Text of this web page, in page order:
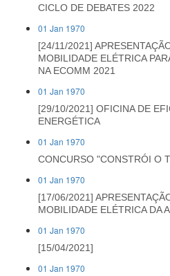
CICLO DE DEBATES 2022
01 Jan 1970
[24/11/2021]
MOBILIDADE ELÉTRICA
NA ECOMM 2021
01 Jan 1970
[29/10/2021] OFICINA DE
ENERGÉTICA
01 Jan 1970
CONCURSO "CONSTRÓI O
01 Jan 1970
[17/06/2021]
MOBILIDADE ELÉTRICA DA
01 Jan 1970
[15/04/2021]
01 Jan 1970